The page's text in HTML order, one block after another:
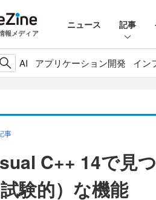
報メディア
ニュース 記事
AI アプリケーション開発 イン
事
C++ 14で見
試験的）な機能